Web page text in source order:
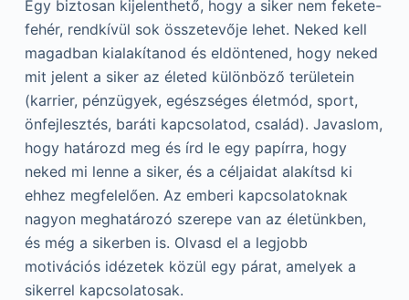
Egy biztosan kijelenthető, hogy a siker nem fekete-
fehér, rendkívül sok összetevője lehet. Neked kell
magadban kialakítanod és eldöntened, hogy neked
mit jelent a siker az életed különböző területein
(karrier, pénzügyek, egészséges életmód, sport,
önfejlesztés, baráti kapcsolatod, család). Javaslom,
hogy határozd meg és írd le egy papírra, hogy
neked mi lenne a siker, és a céljaidat alakítsd ki
ehhez megfelelően. Az emberi kapcsolatoknak
nagyon meghatározó szerepe van az életünkben,
és még a sikerben is. Olvasd el a legjobb
motivációs idézetek közül egy párat, amelyek a
sikerrel kapcsolatosak.